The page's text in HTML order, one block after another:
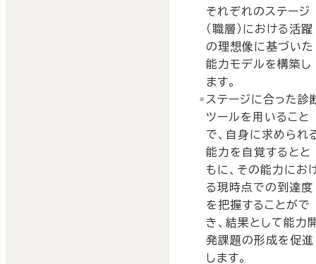
それぞれのステージ
（職層）における活躍
の理想像に基づいた
能力モデルを構築し
ます。
ステージに合った診
ツールを用いること
で、自身に求められ
能力を自覚するとと
もに、その能力にお
る現時点での到達度
を把握することがで
き、結果として能力
発課題の形成を促進
します。